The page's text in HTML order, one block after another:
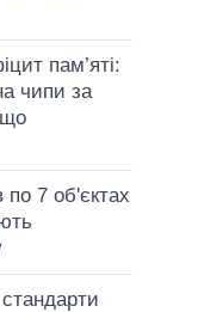
пам’яті:
чипи за
що
по 7 об'єктах